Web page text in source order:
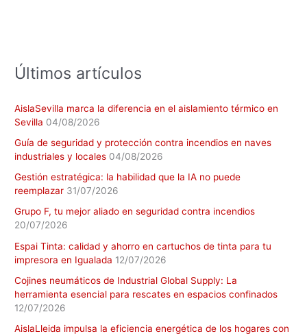
Últimos artículos
AislaSevilla marca la diferencia en el aislamiento térmico en
Sevilla 04/08/2026
Guía de seguridad y protección contra incendios en naves
industriales y locales 04/08/2026
Gestión estratégica: la habilidad que la IA no puede
reemplazar 31/07/2026
Grupo F, tu mejor aliado en seguridad contra incendios
20/07/2026
Espai Tinta: calidad y ahorro en cartuchos de tinta para tu
impresora en Igualada 12/07/2026
Cojines neumáticos de Industrial Global Supply: La
herramienta esencial para rescates en espacios confinados
12/07/2026
AislaLleida impulsa la eficiencia energética de los hogares con